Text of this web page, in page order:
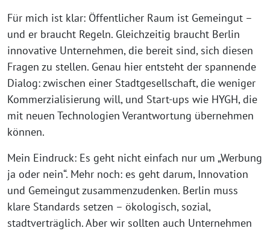
Für mich ist klar: Öffentlicher Raum ist Gemeingut –
und er braucht Regeln. Gleichzeitig braucht Berlin
innovative Unternehmen, die bereit sind, sich diesen
Fragen zu stellen. Genau hier entsteht der spannende
Dialog: zwischen einer Stadtgesellschaft, die weniger
Kommerzialisierung will, und Start-ups wie HYGH, die
mit neuen Technologien Verantwortung übernehmen
können.
Mein Eindruck: Es geht nicht einfach nur um „Werbung
ja oder nein“. Mehr noch: es geht darum, Innovation
und Gemeingut zusammenzudenken. Berlin muss
klare Standards setzen – ökologisch, sozial,
stadtverträglich. Aber wir sollten auch Unternehmen